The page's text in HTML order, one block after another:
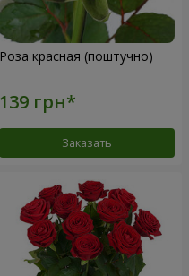
Роза красная (поштучно)
Заказать